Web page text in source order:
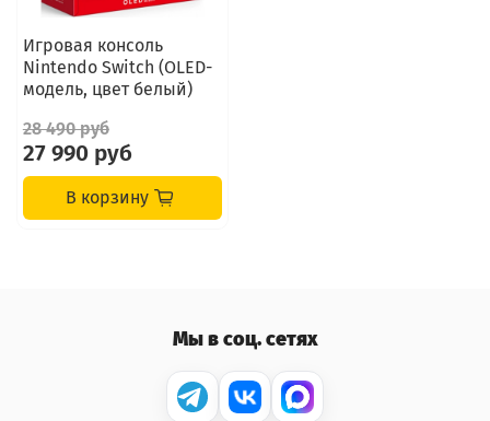
Игровая консоль
Nintendo Switch (OLED-
модель, цвет белый)
28 490 руб
27 990 руб
В корзину
Мы в соц. сетях